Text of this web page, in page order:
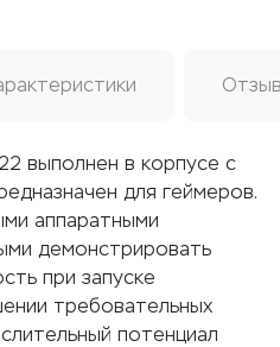
выполнен в корпусе с
для геймеров.
аппаратными
демонстрировать
при запуске
требовательных
потенциал